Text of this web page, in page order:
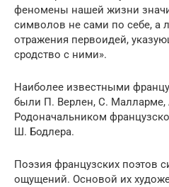
феномены нашей жизни
символов не сами по себе, а
отражения первоидей,
сродство с ними».
Наиболее известными
были П. Верлен, С. Малларме,
Родоначальником
Ш. Бодлера.
Поэзия французских поэтов
ощущений. Основой их